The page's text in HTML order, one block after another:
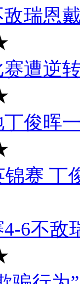
瑞恩
遭逆
俊晖
赛 丁
6不敌